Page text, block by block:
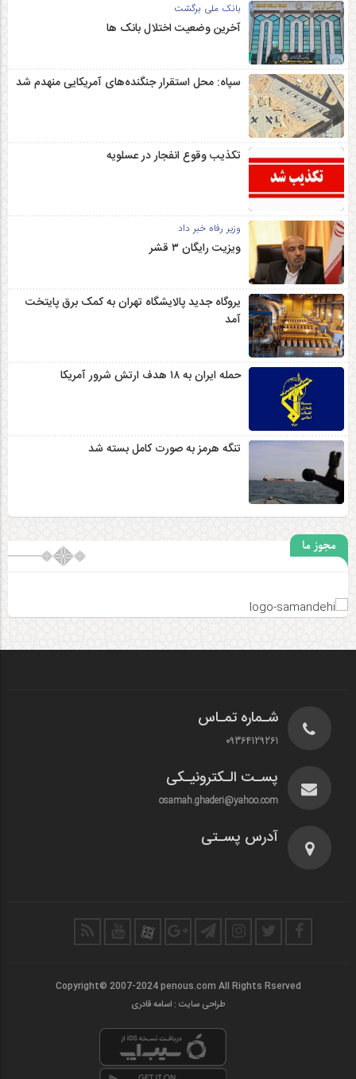
بانک ملی برگشت
آخرین وضعیت اختلال بانک ها
سپاه: محل استقرار جنگنده‌های آمریکایی منهدم شد
تکذیب وقوع انفجار در عسلویه
وزیر رفاه خبر داد
ویزیت رایگان ۳ قشر
یروگاه جدید پالایشگاه تهران به کمک برق پایتخت
آمد
حمله ایران به ۱۸ هدف ارتش شرور آمریکا
تنگه هرمز به صورت کامل بسته شد
مجوز ما
شـماره تمـاس
09364129261
پسـت الـکترونیـکی
osamah.ghaderi@yahoo.com
آدرس پسـتی
Copyright© 2007-2024 penous.com All Rights Rserved
طراحی سایت : اسامه قادری